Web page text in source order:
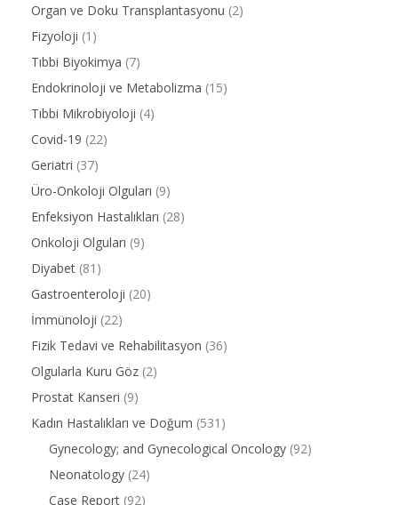
Organ ve Doku Transplantasyonu (2)
Fizyoloji (1)
Tıbbi Biyokimya (7)
Endokrinoloji ve Metabolizma (15)
Tıbbi Mikrobiyoloji (4)
Covid-19 (22)
Geriatri (37)
Üro-Onkoloji Olguları (9)
Enfeksiyon Hastalıkları (28)
Onkoloji Olguları (9)
Diyabet (81)
Gastroenteroloji (20)
İmmünoloji (22)
Fizik Tedavi ve Rehabilitasyon (36)
Olgularla Kuru Göz (2)
Prostat Kanseri (9)
Kadın Hastalıkları ve Doğum (531)
Gynecology; and Gynecological Oncology (92)
Neonatology (24)
Case Report (92)